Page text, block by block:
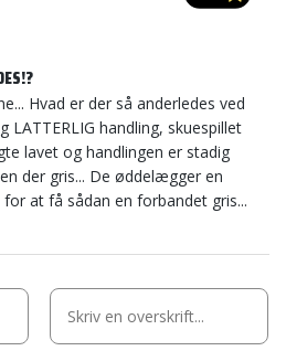
Hvad er der så anderledes ved
LATTERLIG handling, skuespillet
lavet og handlingen er stadig
der gris... De øddelægger en
at få sådan en forbandet gris...